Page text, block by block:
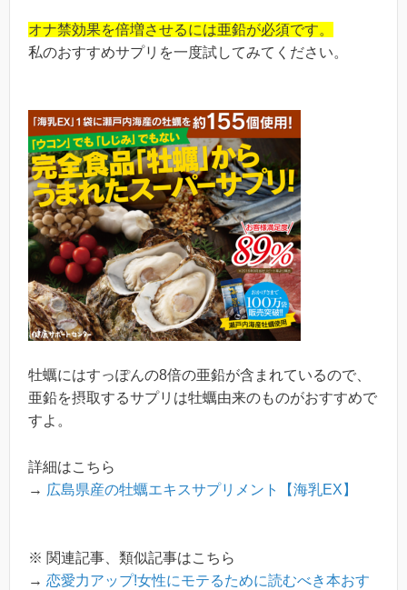
オナ禁効果を倍増させるには亜鉛が必須です。
私のおすすめサプリを一度試してみてください。
牡蠣にはすっぽんの8倍の亜鉛が含まれているので、
亜鉛を摂取するサプリは牡蠣由来のものがおすすめで
すよ。
詳細はこちら
→ 広島県産の牡蠣エキスサプリメント【海乳EX】
※ 関連記事、類似記事はこちら
→ 恋愛力アップ!女性にモテるために読むべき本おす